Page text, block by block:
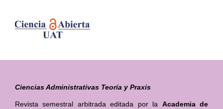
Ciencias Administrativas Teoría y Praxis
Revista semestral arbitrada editada por la Academia de